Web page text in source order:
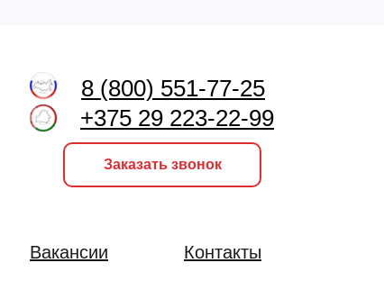
Заказать звонок
Вакансии Контакты
8 (800) 551-77-25
+375 29 223-22-99